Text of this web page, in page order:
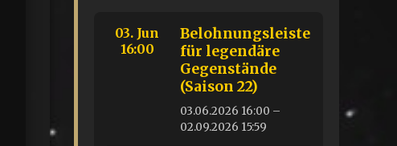
03. Jun
16:00
Belohnungsleiste
für legendäre
Gegenstände
(Saison 22)
03.06.2026 16:00 –
02.09.2026 15:59